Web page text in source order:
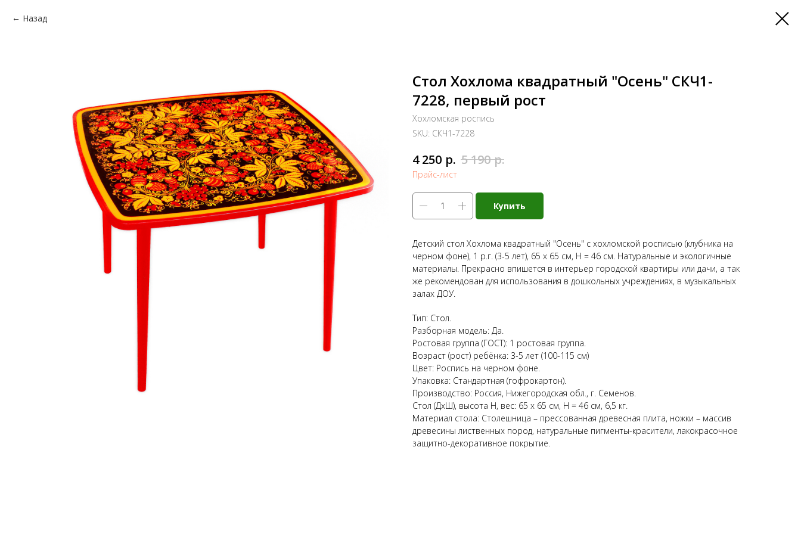
Назад
Стол Хохлома квадратный "Осень" СКЧ1-
7228, первый рост
Хохломская роспись
SKU: СКЧ1-7228
4 250 р. 5 190 р.
Прайс-лист
Купить
Детский стол Хохлома квадратный "Осень" с хохломской росписью (клубника на
черном фоне), 1 р.г. (3-5 лет), 65 х 65 см, Н = 46 см. Натуральные и экологичные
материалы. Прекрасно впишется в интерьер городской квартиры или дачи, а так
же рекомендован для использования в дошкольных учреждениях, в музыкальных
залах ДОУ.
Тип: Стол.
Разборная модель: Да.
Ростовая группа (ГОСТ): 1 ростовая группа.
Возраст (рост) ребёнка: 3-5 лет (100-115 см)
Цвет: Роспись на черном фоне.
Упаковка: Стандартная (гофрокартон).
Производство: Россия, Нижегородская обл., г. Семенов.
Стол (ДхШ), высота Н, вес: 65 х 65 см, Н = 46 см, 6,5 кг.
Материал стола: Столешница – прессованная древесная плита, ножки – массив
древесины лиственных пород, натуральные пигменты-красители, лакокрасочное
защитно-декоративное покрытие.